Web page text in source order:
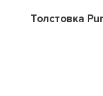
Толстовка